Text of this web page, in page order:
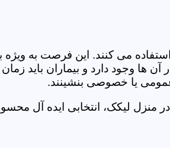
استفاده می کنند. این فرصت به
ها وجود دارد و بیماران باید
عمومی یا خصوصی بنشینند.
منزل لیکک، انتخابی ایده آل